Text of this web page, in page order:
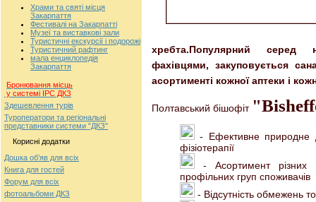
Храми та святі місця
Закарпаття
Фестивалі на Закарпатті
Музеї та виставкові зали
Туристичні екскурсії і подорожі
Туристичний рафтинг
мала енциклопедія
Закарпаття
Бронювання місць
у системі ІРС ДКЗ
Здешевлення турів
Туроператори та регіональні
представники системи "ДКЗ"
Корисні додатки
Дошка об’яв для всіх
Книга для гостей
Форум для всіх
фотоальбоми ДКЗ
хребта.Популярний серед
фахівцями, закуповується
асортименті кожної аптеки і
Полтавський бішофіт
- Ефективне природне
фізіотерапії
- Асортимент різних
профільних груп споживачів
- Відсутність обмежень